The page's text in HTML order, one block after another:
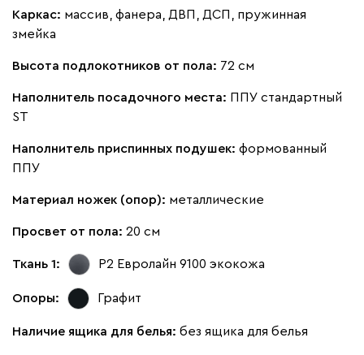
Каркас: массив, фанера, ДВП, ДСП, пружинная
змейка
Высота подлокотников от пола: 72 см
Наполнитель посадочного места: ППУ стандартный
ST
Наполнитель приспинных подушек: формованный
ППУ
Материал ножек (опор): металлические
Просвет от пола: 20 см
Ткань 1: Р2 Евролайн 9100 экокожа
Опоры: Графит
Наличие ящика для белья: без ящика для белья